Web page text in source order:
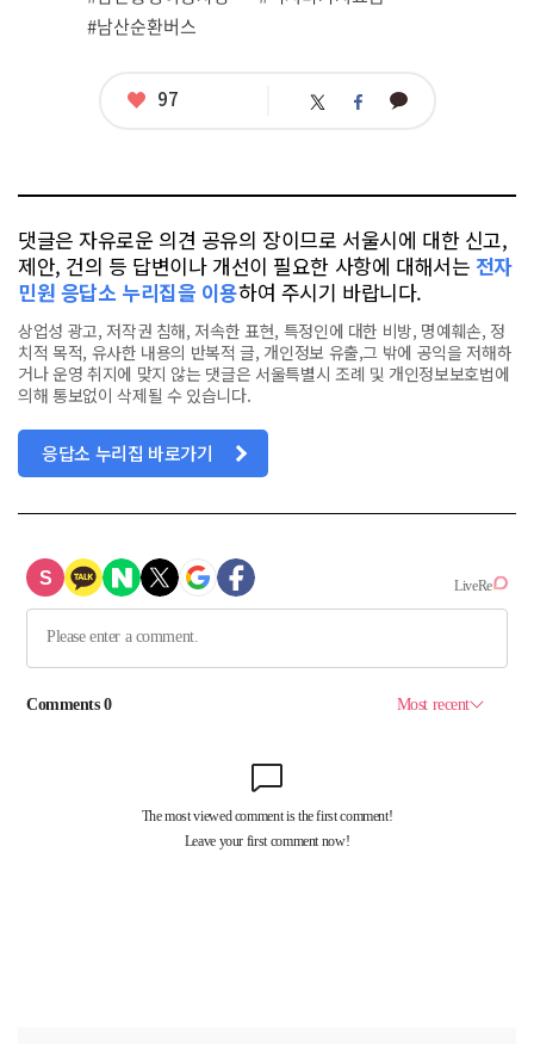
련
태
#남산순환버스
좋
97 트 페 카
댓글은 자유로운 의견 공유의 장이므로 서울시에 대한 신고,
제안, 건의 등 답변이나 개선이 필요한 사항에 대해서는 전자
민원 응답소 누리집을 이용하여 주시기 바랍니다.
상업성 광고, 저작권 침해, 저속한 표현, 특정인에 대한 비방, 명예훼손, 정
치적 목적, 유사한 내용의 반복적 글, 개인정보 유출,그 밖에 공익을 저해하
거나 운영 취지에 맞지 않는 댓글은 서울특별시 조례 및 개인정보보호법에
의해 통보없이 삭제될 수 있습니다.
응답소 누리집 바로가기